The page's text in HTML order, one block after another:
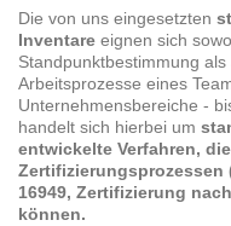
Die von uns eingesetzten
Inventare eignen sich
Standpunktbestimmung
Arbeitsprozesse eines
Unternehmensbereiche -
handelt sich hierbei um
entwickelte Verfahren,
Zertifizierungsprozessen
16949, Zertifizierung
können.